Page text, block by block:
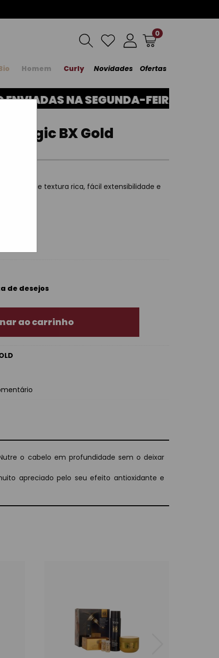
0
Homem Curly Novidades Ofertas
NA SEGUNDA-FEIRA, DIA 17.
Magic BX Gold
capilar, de textura rica, fácil extensibilidade e
de desejos
ao carrinho
o cabelo em profundidade sem o deixar
apreciado pelo seu efeito antioxidante e